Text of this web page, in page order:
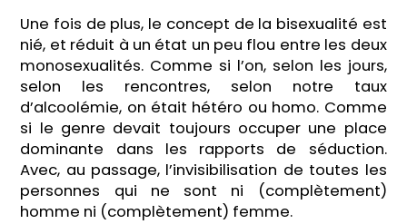
Une fois de plus, le concept de la bisexualité est
nié, et réduit à un état un peu flou entre les deux
monosexualités. Comme si l’on, selon les jours,
selon les rencontres, selon notre taux
d’alcoolémie, on était hétéro ou homo. Comme
si le genre devait toujours occuper une place
dominante dans les rapports de séduction.
Avec, au passage, l’invisibilisation de toutes les
personnes qui ne sont ni (complètement)
homme ni (complètement) femme.